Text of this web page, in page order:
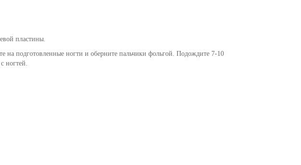
пластины.
на подготовленные ногти и оберните пальчики фольгой. Подождите 7-10
ногтей.